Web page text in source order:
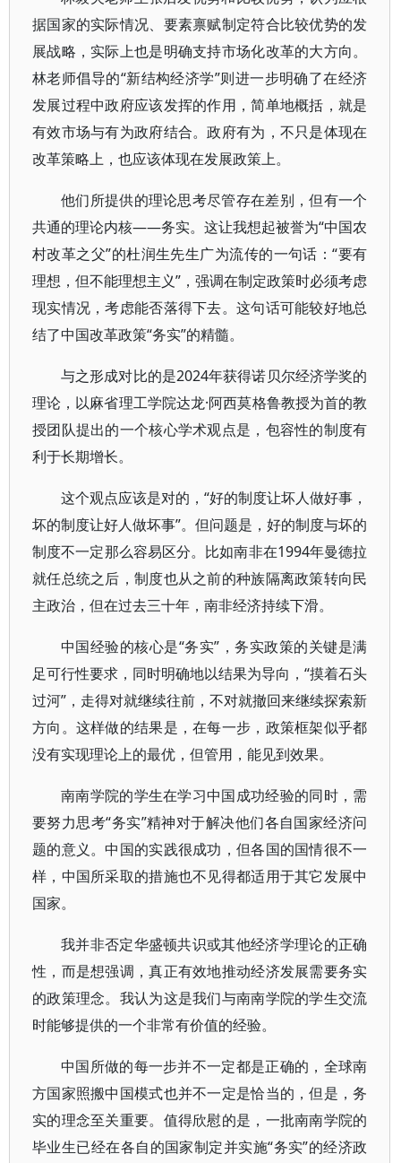
据国家的实际情况、要素禀赋制定符合比较优势的发
展战略，实际上也是明确支持市场化改革的大方向。
林老师倡导的“新结构经济学”则进一步明确了在经济
发展过程中政府应该发挥的作用，简单地概括，就是
有效市场与有为政府结合。政府有为，不只是体现在
改革策略上，也应该体现在发展政策上。
他们所提供的理论思考尽管存在差别，但有一个
共通的理论内核——务实。这让我想起被誉为“中国农
村改革之父”的杜润生先生广为流传的一句话：“要有
理想，但不能理想主义”，强调在制定政策时必须考虑
现实情况，考虑能否落得下去。这句话可能较好地总
结了中国改革政策“务实”的精髓。
与之形成对比的是2024年获得诺贝尔经济学奖的
理论，以麻省理工学院达龙·阿西莫格鲁教授为首的教
授团队提出的一个核心学术观点是，包容性的制度有
利于长期增长。
这个观点应该是对的，“好的制度让坏人做好事，
坏的制度让好人做坏事”。但问题是，好的制度与坏的
制度不一定那么容易区分。比如南非在1994年曼德拉
就任总统之后，制度也从之前的种族隔离政策转向民
主政治，但在过去三十年，南非经济持续下滑。
中国经验的核心是“务实”，务实政策的关键是满
足可行性要求，同时明确地以结果为导向，“摸着石头
过河”，走得对就继续往前，不对就撤回来继续探索新
方向。这样做的结果是，在每一步，政策框架似乎都
没有实现理论上的最优，但管用，能见到效果。
南南学院的学生在学习中国成功经验的同时，需
要努力思考“务实”精神对于解决他们各自国家经济问
题的意义。中国的实践很成功，但各国的国情很不一
样，中国所采取的措施也不见得都适用于其它发展中
国家。
我并非否定华盛顿共识或其他经济学理论的正确
性，而是想强调，真正有效地推动经济发展需要务实
的政策理念。我认为这是我们与南南学院的学生交流
时能够提供的一个非常有价值的经验。
中国所做的每一步并不一定都是正确的，全球南
方国家照搬中国模式也并不一定是恰当的，但是，务
实的理念至关重要。值得欣慰的是，一批南南学院的
毕业生已经在各自的国家制定并实施“务实”的经济政